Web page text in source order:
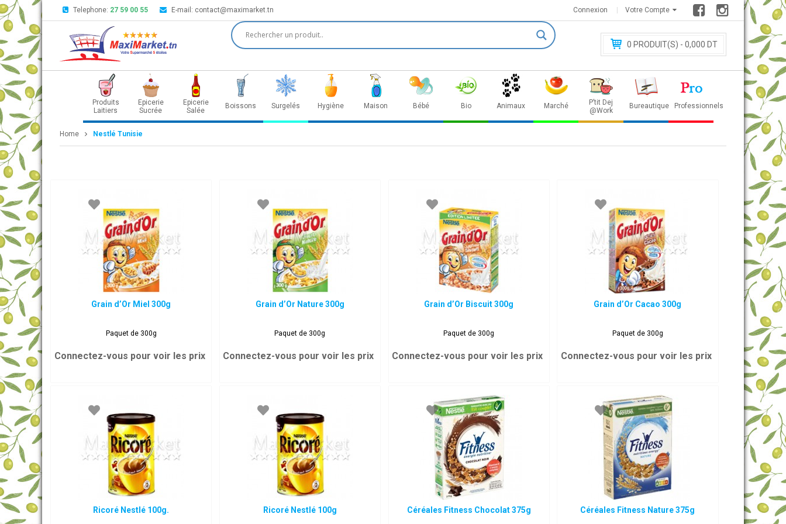
Telephone: 27 59 00 55 E-mail: contact@maximarket.tn Votre Compte
Connexion
0 PRODUIT(S) - 0,000 DT
Produits
Laitiers
Epicerie
Sucrée
Epicerie
Salée
Boissons Surgelés Hygiène Maison Bébé Bio Animaux Marché
P’tit Dej
@Work
Bureautique Professionnels
Home Nestlé Tunisie
Grain d’Or Miel 300g
Paquet de 300g
Connectez-vous pour voir les prix
Grain d’Or Nature 300g
Paquet de 300g
Connectez-vous pour voir les prix
Grain d’Or Biscuit 300g
Paquet de 300g
Connectez-vous pour voir les prix
Grain d’Or Cacao 300g
Paquet de 300g
Connectez-vous pour voir les prix
Ricoré Nestlé 100g. Ricoré Nestlé 100g Céréales Fitness Chocolat 375g Céréales Fitness Nature 375g